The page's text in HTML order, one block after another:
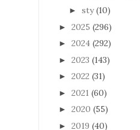
► sty (10)
► 2025 (296)
► 2024 (292)
► 2023 (143)
► 2022 (31)
► 2021 (60)
► 2020 (55)
► 2019 (40)